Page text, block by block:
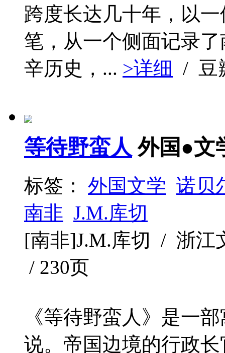
跨度长达几十年，以
笔，从一个侧面记录
辛历史，... >详细 / 豆
等待野蛮人 外国●文
标签： 外国文学 诺贝
南非 J.M.库切
[南非]J.M.库切 / 浙江
/ 230页
《等待野蛮人》是一
说。帝国边境的行政